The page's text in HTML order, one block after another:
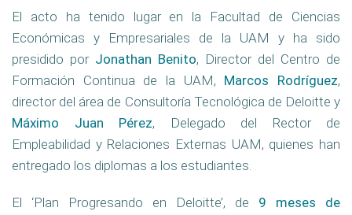
El acto ha tenido lugar en la Facultad de Ciencias
Económicas y Empresariales de la UAM y ha sido
presidido por Jonathan Benito, Director del Centro de
Formación Continua de la UAM, Marcos Rodríguez,
director del área de Consultoría Tecnológica de Deloitte y
Máximo Juan Pérez, Delegado del Rector de
Empleabilidad y Relaciones Externas UAM, quienes han
entregado los diplomas a los estudiantes.
El ‘Plan Progresando en Deloitte’, de 9 meses de